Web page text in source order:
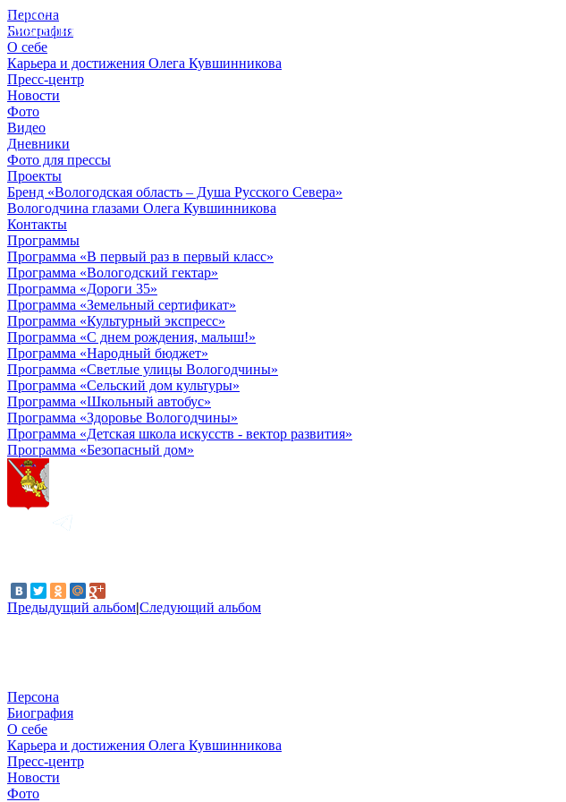
Персона
Биография
О себе
Карьера и достижения Олега Кувшинникова
Пресс-центр
Новости
Фото
Видео
Дневники
Фото для прессы
Проекты
Бренд «Вологодская область – Душа Русского Севера»
Вологодчина глазами Олега Кувшинникова
Контакты
Программы
Программа «В первый раз в первый класс»
Программа «Вологодский гектар»
Программа «Дороги 35»
Программа «Земельный сертификат»
Программа «Культурный экспресс»
Программа «С днем рождения, малыш!»
Программа «Народный бюджет»
Программа «Светлые улицы Вологодчины»
Программа «Сельский дом культуры»
Программа «Школьный автобус»
Программа «Здоровье Вологодчины»
Программа «Детская школа искусств - вектор развития»
Программа «Безопасный дом»
Предыдущий альбом|Следующий альбом
© 2012 - 2023,
КУВШИННИКОВ О.А.
Персона
Биография
О себе
Карьера и достижения Олега Кувшинникова
Пресс-центр
Новости
Фото